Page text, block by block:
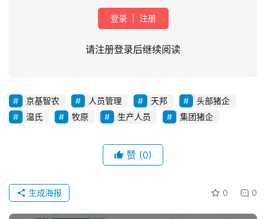
首
新
闻
登录 注册
请注册登录后继续阅读
京基智农 人员管理 天邦
头部猪企
温氏
牧原 生产人员 集团猪企
赞 (0)
0 0
生成海报